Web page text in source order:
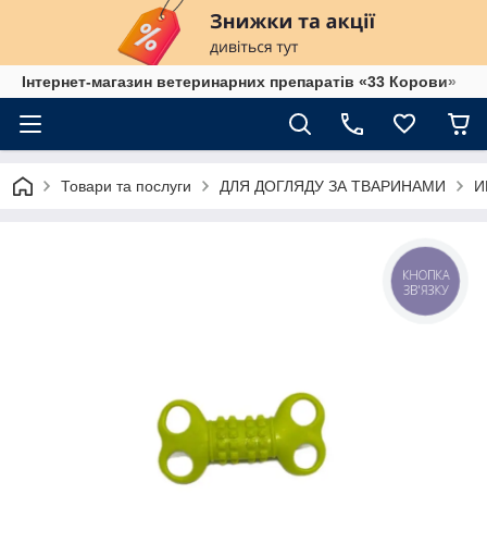
Інтернет-магазин ветеринарних препаратів «33 Корови»
Товари та послуги ДЛЯ ДОГЛЯДУ ЗА ТВАРИНАМИ
КНОПКА
ЗВ'ЯЗКУ